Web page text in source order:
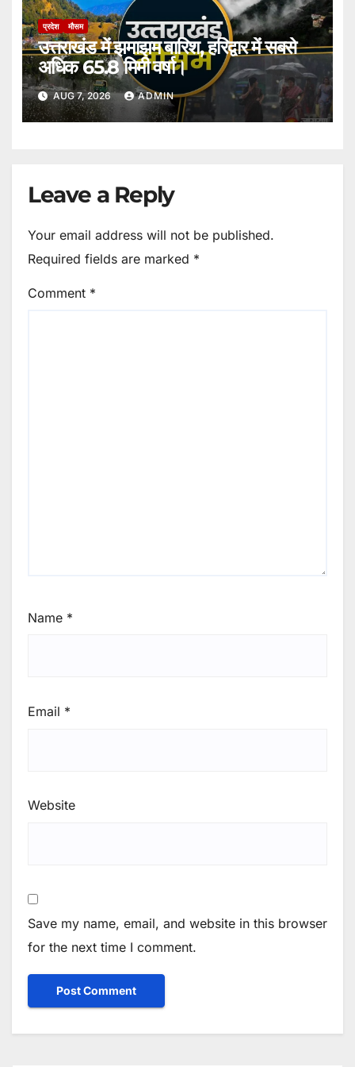
प्रदेश मौसम
उत्तराखंड में झमाझम बारिश, हरिद्वार में सबसे
अधिक 65.8 मिमी वर्षा।
AUG 7, 2026 ADMIN
Leave a Reply
Your email address will not be published.
Required fields are marked *
Comment *
Name *
Email *
Website
Save my name, email, and website in this browser
for the next time I comment.